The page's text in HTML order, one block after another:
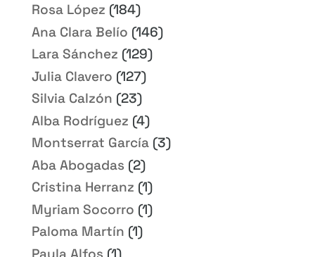
Rosa López (184)
Ana Clara Belío (146)
Lara Sánchez (129)
Julia Clavero (127)
Silvia Calzón (23)
Alba Rodríguez (4)
Montserrat García(3)
Aba Abogadas (2)
Cristina Herranz (1)
Myriam Socorro (1)
Paloma Martín (1)